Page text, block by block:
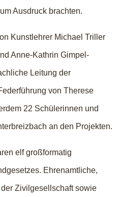
Ausdruck brachten.
Kunstlehrer Michael Triller
Anne-Kathrin Gimpel-
Leitung der
von Therese
22 Schülerinnen und
an den Projekten.
elf großformatig
Ehrenamtliche,
Zivilgesellschaft sowie